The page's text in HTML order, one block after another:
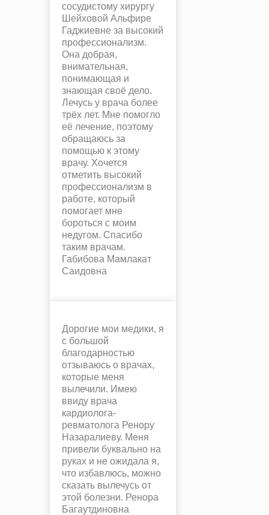
сосудистому хирургу
Шейховой Альфире
Гаджиевне за высокий
профессионализм.
Она добрая,
внимательная,
понимающая и
знающая своё дело.
Лечусь у врача более
трёх лет. Мне помогло
её лечение, поэтому
обращаюсь за
помощью к этому
врачу. Хочется
отметить высокий
профессионализм в
работе, который
помогает мне
бороться с моим
недугом. Спасибо
таким врачам.
Габибова Мамлакат
Саидовна
Дорогие мои медики, я
с большой
благодарностью
отзываюсь о врачах,
которые меня
вылечили. Имею
ввиду врача
кардиолога-
ревматолога Ренору
Назаралиеву. Меня
привели буквально на
руках и не ожидала я,
что избавлюсь, можно
сказать вылечусь от
этой болезни. Ренора
Багаутдиновна